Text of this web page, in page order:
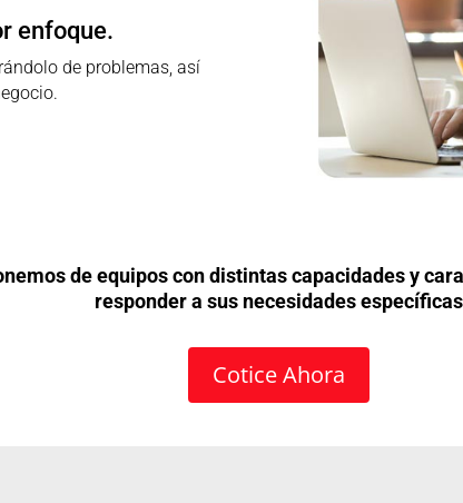
enfoque.
de problemas, así
de equipos con distintas capacidades y
responder a sus necesidades específicas
Cotice Ahora